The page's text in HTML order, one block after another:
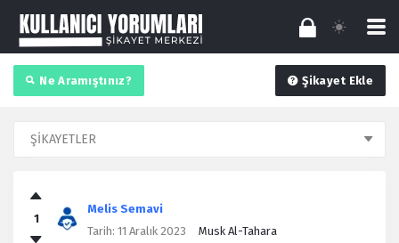
Ne Aramıştınız? Şikayet Ekle
Yorumları
Latest
1
Melis Semavi
Tarih: 11 Aralık 2023 Musk Al-Tahara